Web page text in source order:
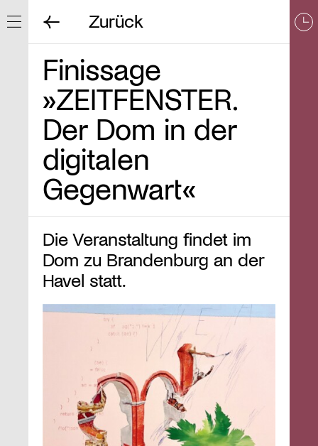
Navigation ein/ausblenden
Zurück
Finissage
»ZEITFENSTER.
Der Dom in der
digitalen
Gegenwart«
Die Veranstaltung findet im
Dom zu Brandenburg an der
Havel statt.